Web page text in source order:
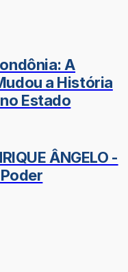
A
a História
Estado
ÂNGELO -